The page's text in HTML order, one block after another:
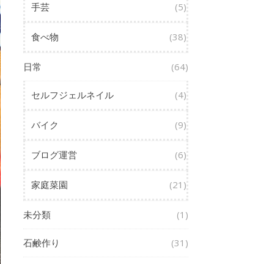
手芸 (5)
食べ物 (38)
日常 (64)
セルフジェルネイル (4)
バイク (9)
ブログ運営 (6)
家庭菜園 (21)
未分類 (1)
石鹸作り (31)